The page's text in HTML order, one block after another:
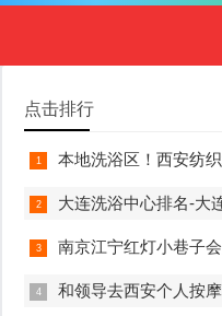
点击排行
本地洗浴区！西安纺织城大牌精英男子会馆.让你不
大连洗浴中心排名-大连市排名前十的洗
南京江宁红灯小巷子会所，这里您
和领导去西安个人按摩前列腺私人养生馆，体验